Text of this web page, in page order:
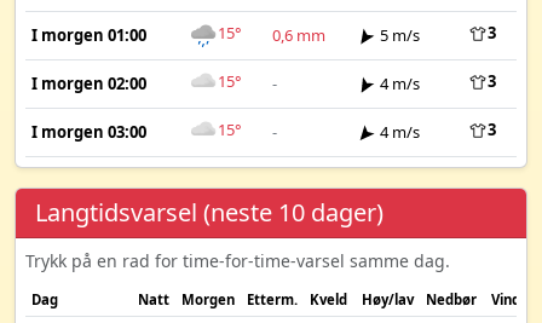
I morgen 01:00 15° 0,6 mm 5 m/s 3
I morgen 02:00 15° - 4 m/s 3
I morgen 03:00 15° - 4 m/s 3
Langtidsvarsel (neste 10 dager)
Trykk på en rad for time-for-time-varsel samme dag.
Dag Natt Morgen Etterm. Kveld Høy/lav Nedbør Vind